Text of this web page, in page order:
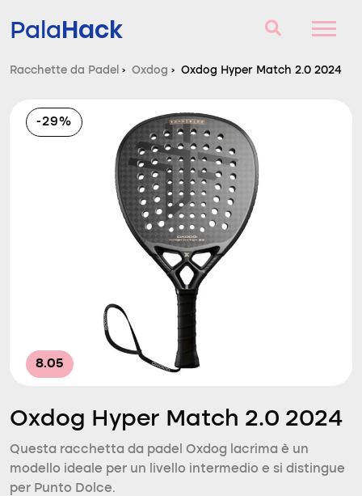
PalaHack
Domande e risposte
Comparatore
Racchette da Padel › Oxdog › Oxdog Hyper Match 2.0 2024
-29%
8.05
Oxdog Hyper Match 2.0 2024
Questa racchetta da padel Oxdog lacrima è un
modello ideale per un livello intermedio e si distingue
per Punto Dolce.